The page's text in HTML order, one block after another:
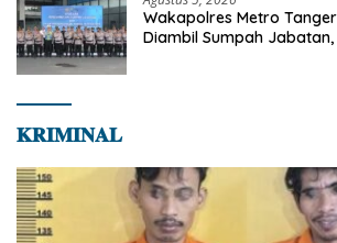
Wakapolres Metro
Diambil Sumpah Jabatan,
𝐊𝐑𝐈𝐌𝐈𝐍𝐀𝐋